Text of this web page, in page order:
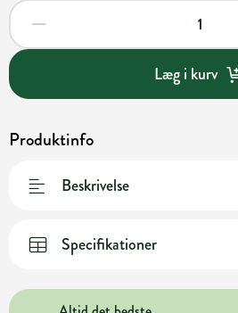
Læg i kurv
Produktinfo
Beskrivelse
Specifikationer